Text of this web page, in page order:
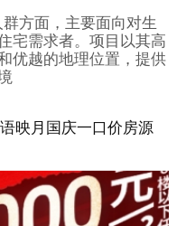
宅需求者。项目以其高
优越的地理位置，提供
映月国庆一口价房源